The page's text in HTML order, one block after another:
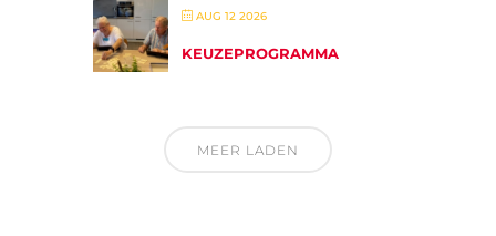
AUG 12 2026
KEUZEPROGRAMMA
MEER LADEN